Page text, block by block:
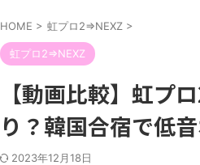
HOME > 虹プロ2⇒NEXZ >
虹プロ2⇒NEXZ
【動画比較】虹プ
り？韓国合宿で低
2023年12月18日